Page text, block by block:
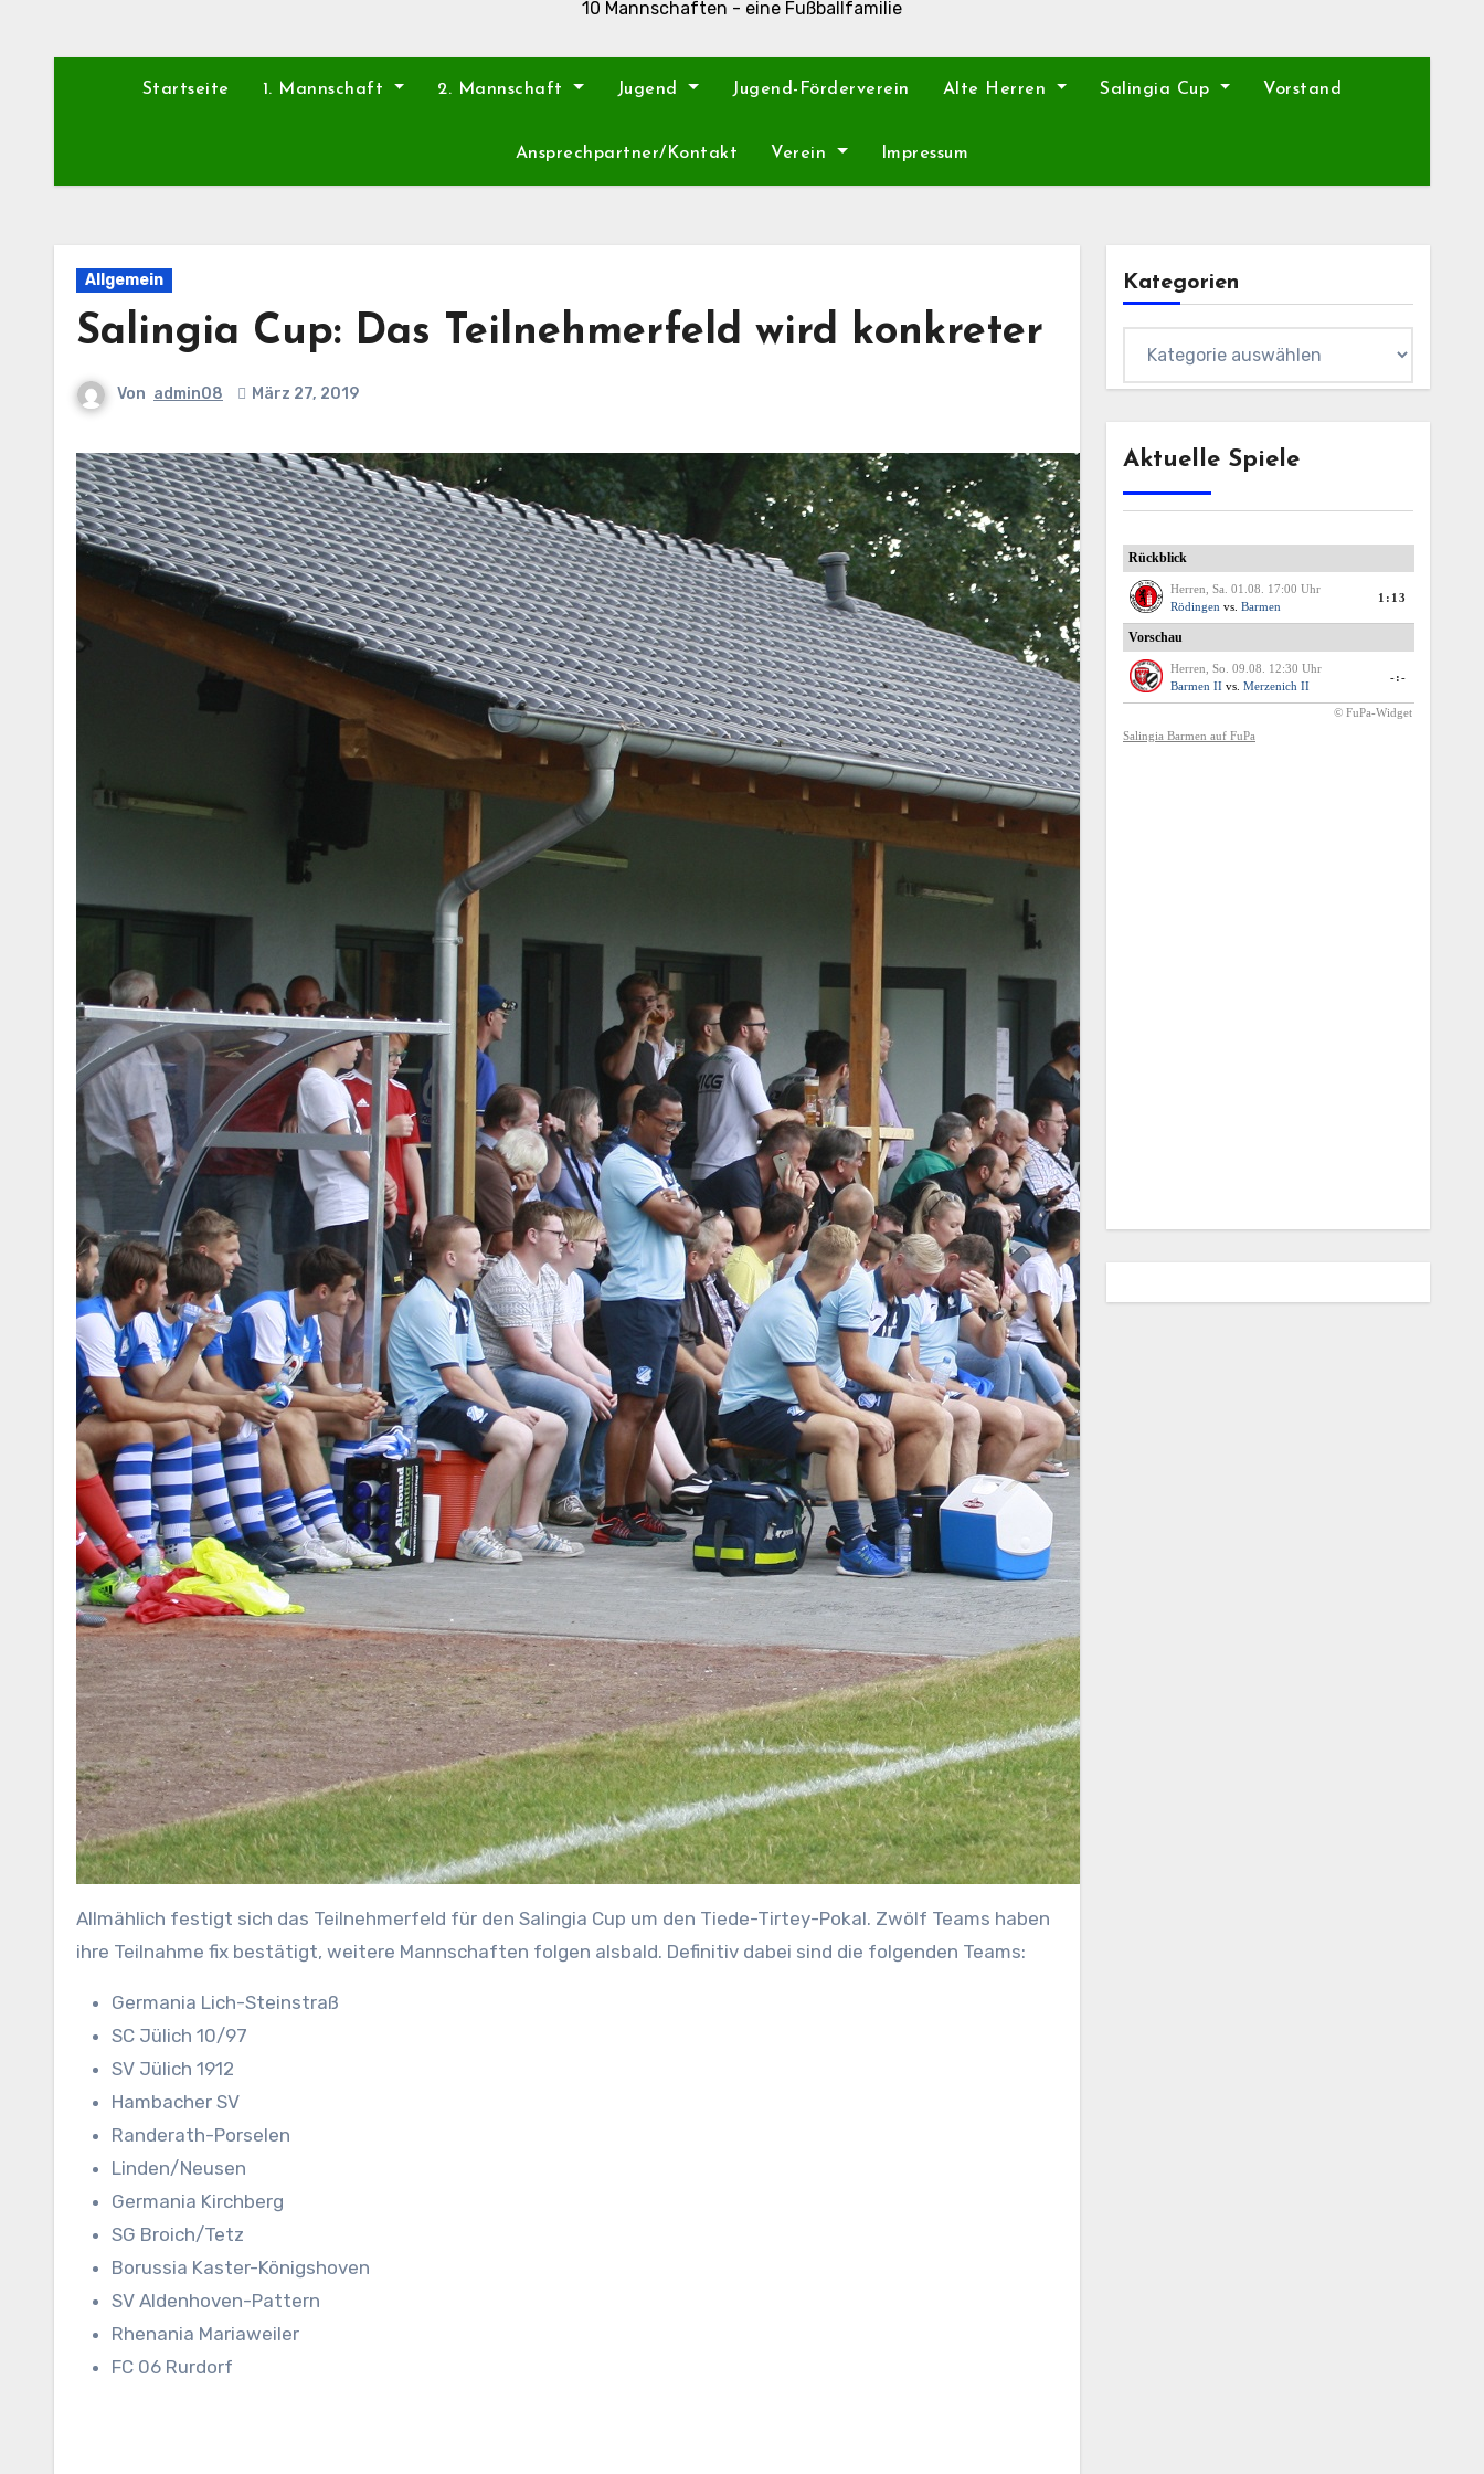
10 Mannschaften - eine Fußballfamilie
Startseite 1. Mannschaft 2. Mannschaft Jugend Jugend-Förderverein Alte Herren Salingia Cup Vorstand
Ansprechpartner/Kontakt Verein Impressum
Allgemein
Salingia Cup: Das Teilnehmerfeld wird konkreter
Von admin08 März 27, 2019
Allmählich festigt sich das Teilnehmerfeld für den Salingia Cup um den Tiede-Tirtey-Pokal. Zwölf Teams haben
ihre Teilnahme fix bestätigt, weitere Mannschaften folgen alsbald. Definitiv dabei sind die folgenden Teams:
Germania Lich-Steinstraß
SC Jülich 10/97
SV Jülich 1912
Hambacher SV
Randerath-Porselen
Linden/Neusen
Germania Kirchberg
SG Broich/Tetz
Borussia Kaster-Königshoven
SV Aldenhoven-Pattern
Rhenania Mariaweiler
FC 06 Rurdorf
Kategorien
Aktuelle Spiele